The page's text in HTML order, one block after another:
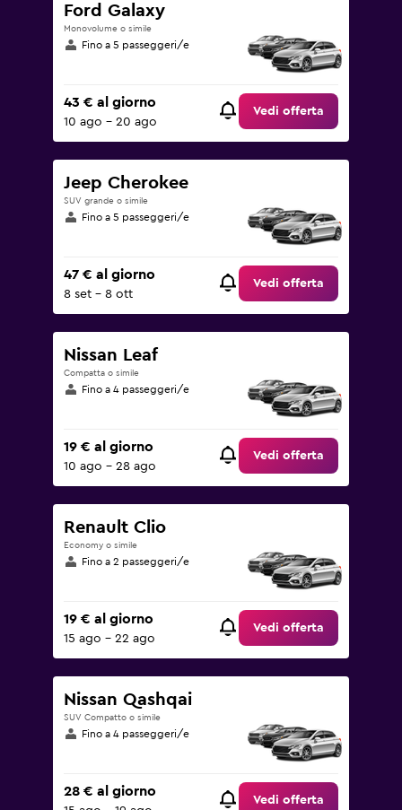
Ford Galaxy
Monovolume o simile
Fino a 5 passeggeri/e
43 € al giorno
10 ago - 20 ago
Vedi offerta
Jeep Cherokee
SUV grande o simile
Fino a 5 passeggeri/e
47 € al giorno
8 set - 8 ott
Vedi offerta
Nissan Leaf
Compatta o simile
Fino a 4 passeggeri/e
19 € al giorno
10 ago - 28 ago
Vedi offerta
Renault Clio
Economy o simile
Fino a 2 passeggeri/e
19 € al giorno
15 ago - 22 ago
Vedi offerta
Nissan Qashqai
SUV Compatto o simile
Fino a 4 passeggeri/e
28 € al giorno
Vedi offerta